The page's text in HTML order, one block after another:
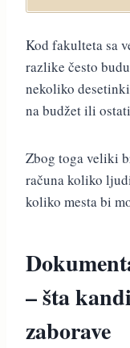
Kod fakulteta sa
razlike često
nekoliko
na budžet ili
Zbog toga veliki
računa koliko
koliko mesta bi
– šta
zaborave